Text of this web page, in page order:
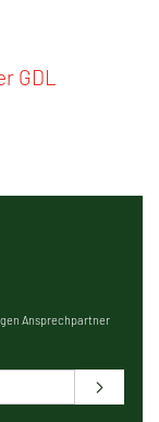
GDL
Ansprechpartner